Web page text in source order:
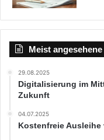
Meist
29.08.2025
Digitalisierung im
Zukunft
04.07.2025
Kostenfreie